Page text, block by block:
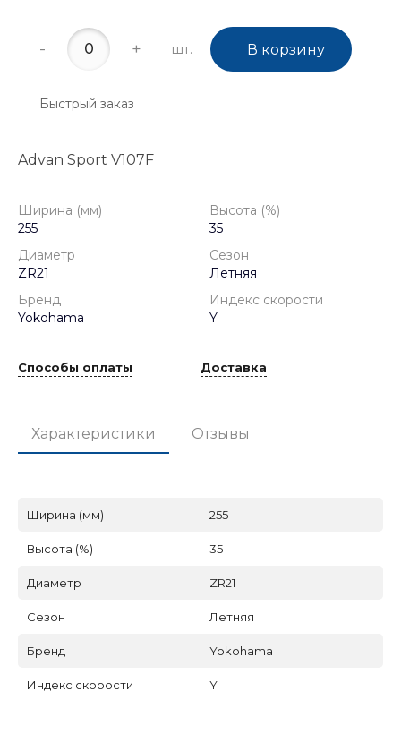
- + шт. В корзину
Быстрый заказ
Advan Sport V107F
Ширина (мм)
255
Высота (%)
35
Диаметр
ZR21
Сезон
Летняя
Бренд
Yokohama
Индекс скорости
Y
Способы оплаты Доставка
Характеристики Отзывы
Ширина (мм) 255
Высота (%) 35
Диаметр ZR21
Сезон Летняя
Бренд Yokohama
Индекс скорости Y